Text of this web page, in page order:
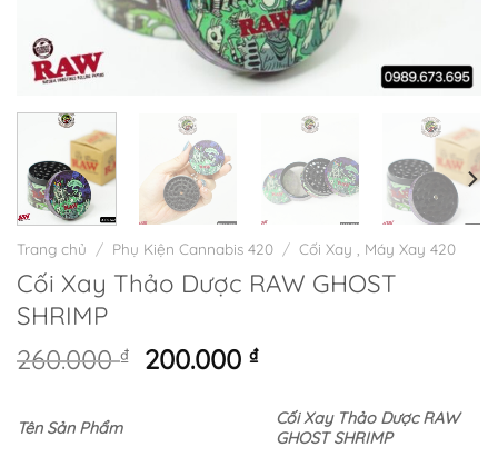
Trang chủ / Phụ Kiện Cannabis 420 / Cối Xay , Máy Xay 420
Cối Xay Thảo Dược RAW GHOST
SHRIMP
260.000₫
Giá
200.000₫Giá
tại
là:
Tên Sản Phẩm
Cối Xay Thảo Dược RAW
GHOST SHRIMP